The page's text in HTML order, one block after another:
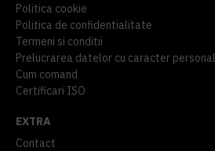
Politica cookie
Politica de confidentialitate
Termeni si conditii
Prelucrarea datelor cu caracter personal
Cum comand
Certificari ISO
EXTRA
Contact